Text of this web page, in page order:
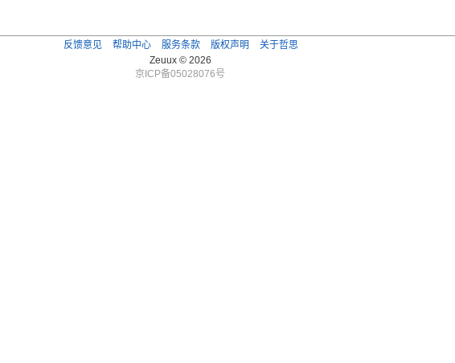
反馈意见 帮助中心 服务条款 版权声明
关于哲思
Zeuux © 2026
京ICP备05028076号